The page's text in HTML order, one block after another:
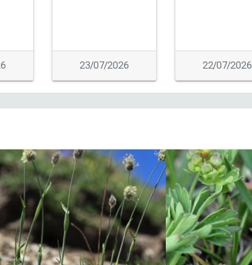
23/07/2026 22/07/2026